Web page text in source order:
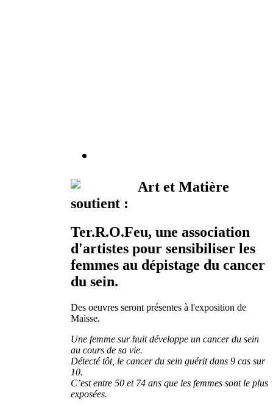
Art et Matière
soutient :
Ter.R.O.Feu, une association
d'artistes pour sensibiliser les
femmes au dépistage du cancer
du sein.
Des oeuvres seront présentes à l'exposition de
Maisse.
Une femme sur huit développe un cancer du sein
au cours de sa vie.
Détecté tôt, le cancer du sein guérit dans 9 cas sur
10.
C’est entre 50 et 74 ans que les femmes sont le plus
exposées.